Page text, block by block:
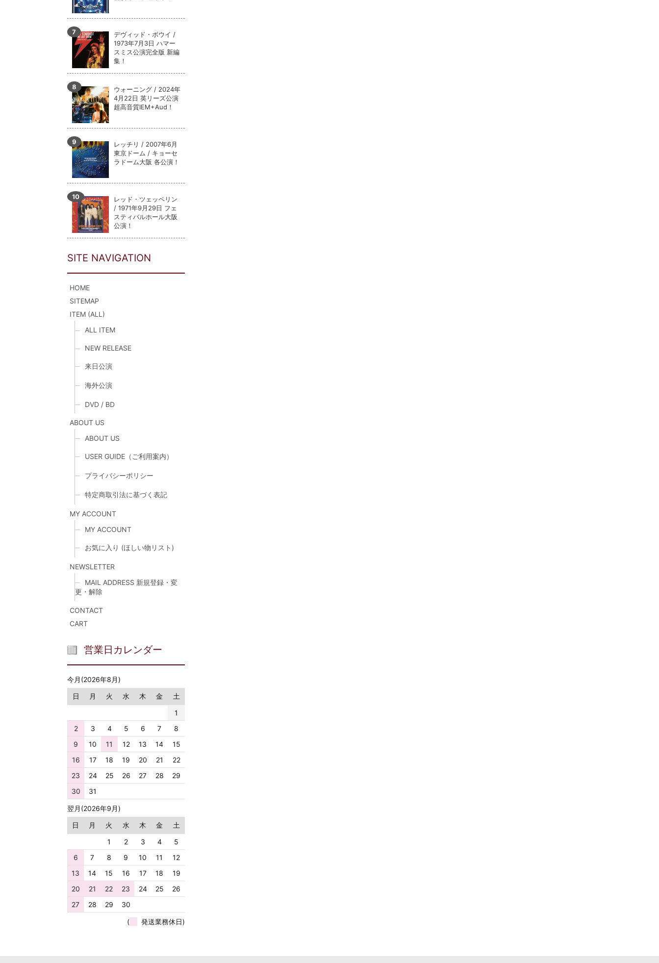
デヴィッド・ボウイ /
1973年7月3日 ハマー
スミス公演完全版 新編
集！
ウォーニング / 2024年
4月22日 英リーズ公演
超高音質IEM+Aud！
レッチリ / 2007年6月
東京ドーム / キョーセ
ラドーム大阪 各公演！
レッド・ツェッペリン
/ 1971年9月29日 フェ
スティバルホール大阪
公演！
SITE NAVIGATION
HOME
SITEMAP
ITEM (ALL)
ALL ITEM
NEW RELEASE
来日公演
海外公演
DVD / BD
ABOUT US
ABOUT US
USER GUIDE（ご利用案内）
プライバシーポリシー
特定商取引法に基づく表記
MY ACCOUNT
MY ACCOUNT
お気に入り (ほしい物リスト)
NEWSLETTER
MAIL ADDRESS 新規登録・変
更・解除
CONTACT
CART
営業日カレンダー
今月(2026年8月)
日
月 火 水 木 金
土
1
2
3 4 5 6 7
8
9
10 11 12 13 14
15
16
17 18 19 20 21
22
23
24 25 26 27 28
29
30
31
翌月(2026年9月)
日
月 火 水 木 金
土
1
2 3 4
5
6
7 8 9 10 11
12
13
14 15 16 17 18
19
20
21 22 23 24 25
26
27
28 29 30
( 発送業務休日)